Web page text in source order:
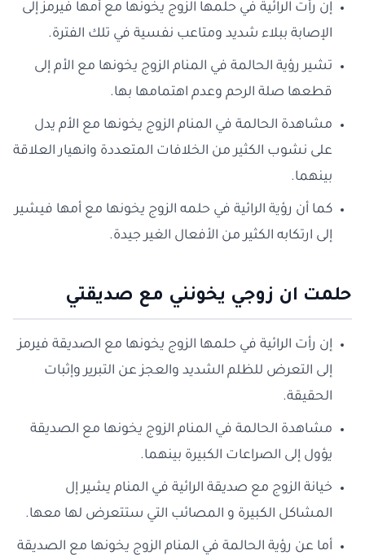
إن رأت الرائية في حلمها الزوج يخونها مع أمها فيرمز إلى
الإصابة ببلاء شديد ومتاعب نفسية في تلك الفترة.
تشير رؤية الحالمة في المنام الزوج يخونها مع الأم إلى
قطعها صلة الرحم وعدم اهتمامها بها.
مشاهدة الحالمة في المنام الزوج يخونها مع الأم يدل
على نشوب الكثير من الخلافات المتعددة وانهيار العلاقة
بينهما.
كما أن رؤية الرائية في حلمه الزوج يخونها مع أمها فيشير
إلى ارتكابه الكثير من الأفعال الغير جيدة.
حلمت ان زوجي يخونني مع صديقتي
إن رأت الرائية في حلمها الزوج يخونها مع الصديقة فيرمز
إلى التعرض للظلم الشديد والعجز عن التبرير وإثبات
الحقيقة.
مشاهدة الحالمة في المنام الزوج يخونها مع الصديقة
يؤول إلى الصراعات الكبيرة بينهما.
خيانة الزوج مع صديقة الرائية في المنام يشير إل
المشاكل الكبيرة و المصائب التي ستتعرض لها معها.
أما عن رؤية الحالمة في المنام الزوج يخونها مع الصديقة